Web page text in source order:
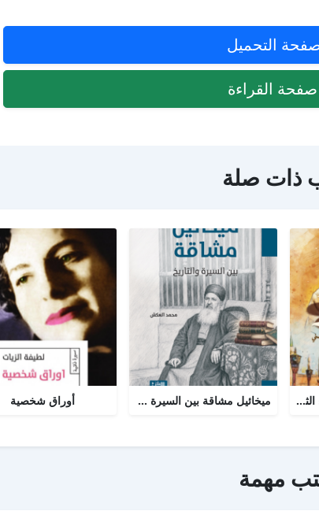
التحميل
صفحة القراءة
ذات صلة
نور السيرة النبوية : الجزء الثاني ميخائيل مشاقة بين السيرة والتاريخ أوراق شخصية
مهمة